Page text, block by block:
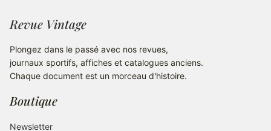
Revue Vintage
Plongez dans le passé avec nos revues,
journaux sportifs, affiches et catalogues anciens.
Chaque document est un morceau d'histoire.
Boutique
Newsletter